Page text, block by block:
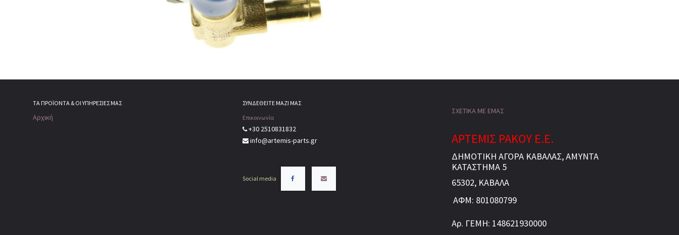
ΤΑ ΠΡΟΪΌΝΤΑ & ΟΙ ΥΠΗΡΕΣΊΕΣ ΜΑΣ
Αρχική
ΣΥΝΔΕΘΕΙΤΕ ΜΑΖΙ ΜΑΣ
Επικοινωνία
+30 2510831832
info@artemis-parts.gr
Social media
ΣΧΕΤΙΚΑ ΜΕ ΕΜΑΣ
ΑΡΤΕΜΙΣ ΡΑΚΟΥ Ε.Ε.
ΔΗΜΟΤΙΚΗ ΑΓΟΡΑ ΚΑΒΑΛΑΣ, ΑΜΥΝΤΑ
ΚΑΤΑΣΤΗΜΑ 5
65302, ΚΑΒΑΛΑ
ΑΦΜ: 801080799
Αρ. ΓΕΜΗ: 148621930000